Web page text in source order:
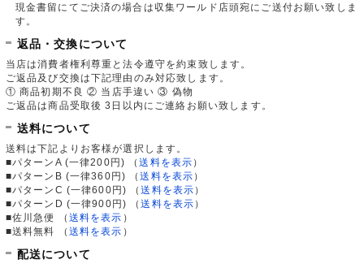
現金書留にてご決済の場合は収集ワールド店頭宛にご送付お願い致しま
す。
返品・交換について
当店は消費者権利尊重と法令遵守を約束致します。
ご返品及び交換は下記理由のみ対応致します。
① 商品初期不良 ② 当店手違い ③ 偽物
ご返品は商品受取後 3日以内にご連絡お願い致します。
送料について
送料は下記よりお客様が選択します。
■パターンA (一律200円)
（送料を表示 ）
■パターンB (一律360円)
（送料を表示 ）
■パターンC (一律600円)
（送料を表示 ）
■パターンD (一律900円)
（送料を表示 ）
■佐川急便
（ 送料を表示 ）
■送料無料
（ 送料を表示 ）
配送について